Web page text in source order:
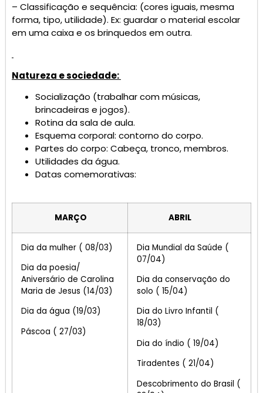
– Classificação e sequência: (cores iguais, mesma
forma, tipo, utilidade). Ex: guardar o material escolar
em uma caixa e os brinquedos em outra.
Natureza e sociedade:
Socialização (trabalhar com músicas,
brincadeiras e jogos).
Rotina da sala de aula.
Esquema corporal: contorno do corpo.
Partes do corpo: Cabeça, tronco, membros.
Utilidades da água.
Datas comemorativas:
MARÇO ABRIL
Dia da mulher ( 08/03)
Dia da poesia/
Aniversário de Carolina
Maria de Jesus (14/03)
Dia da água (19/03)
Páscoa ( 27/03)
Dia Mundial da Saúde (
07/04)
Dia da conservação do
solo ( 15/04)
Dia do Livro Infantil (
18/03)
Dia do índio ( 19/04)
Tiradentes ( 21/04)
Descobrimento do Brasil (